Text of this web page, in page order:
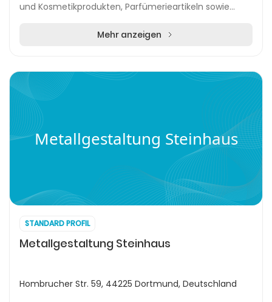
und Kosmetikprodukten, Parfümerieartikeln sowie
Mehr anzeigen
Metallgestaltung Steinhaus
STANDARD PROFIL
Metallgestaltung Steinhaus
Hombrucher Str. 59, 44225 Dortmund, Deutschland